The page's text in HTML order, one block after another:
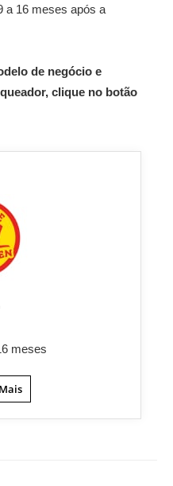
a 16 meses após a
de negócio e
clique no botão
meses